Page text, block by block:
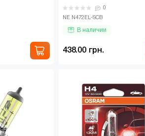
л..
Автомо..
0
NE N472EL-SCB
В наличии
438.00 грн.